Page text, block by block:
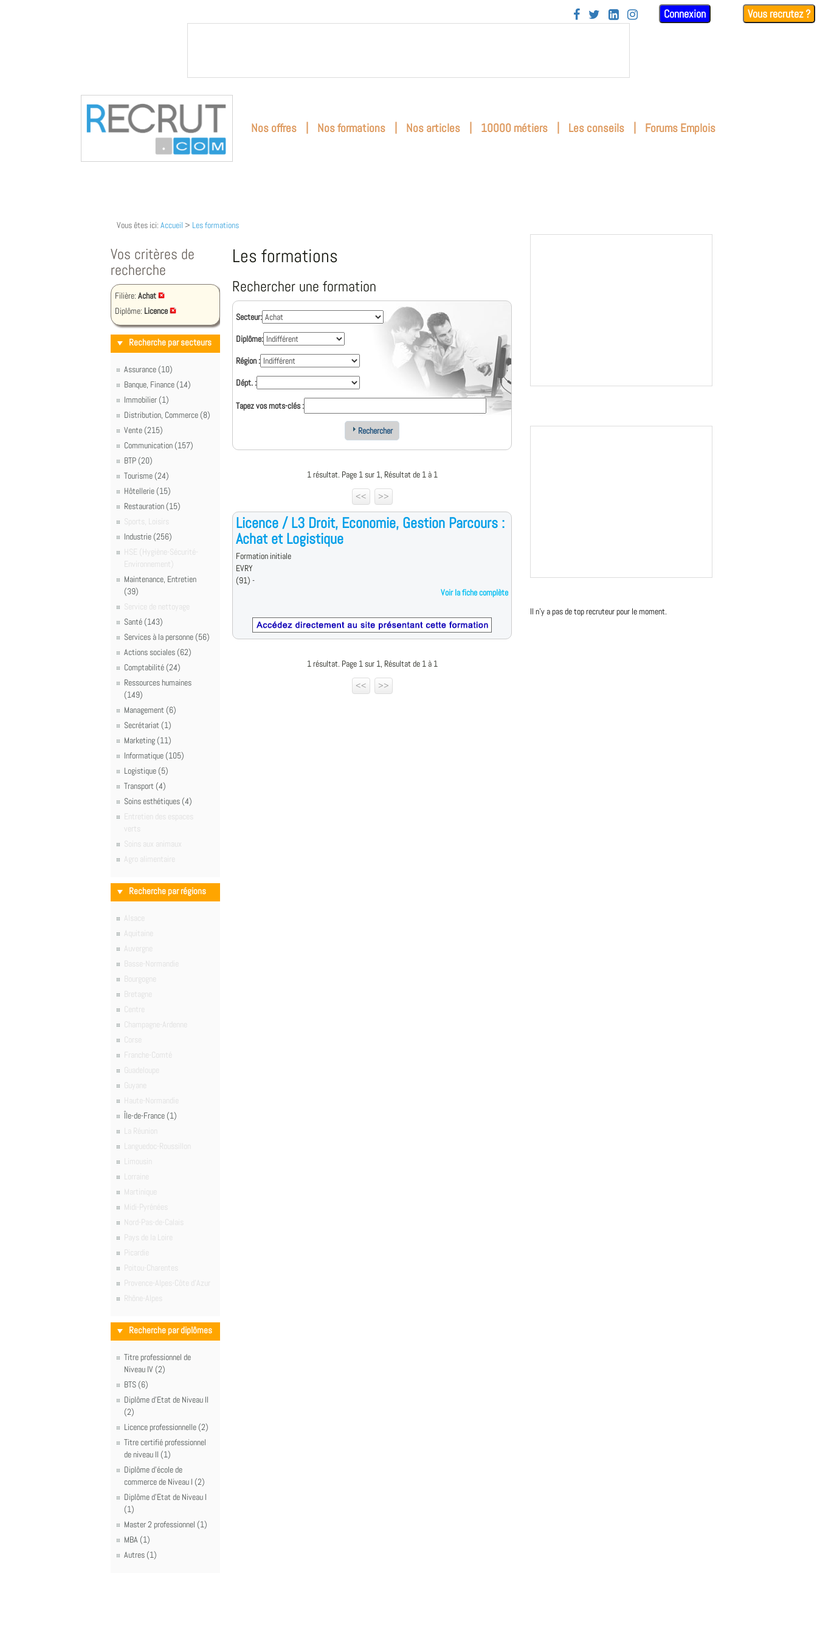
    Connexion Vous recrutez ?
Nos offres | Nos formations | Nos articles | 10000 métiers | Les conseils | Forums Emplois
Vous êtes ici: Accueil > Les formations
Vos critères de
recherche
Filière: Achat
Diplôme: Licence
Recherche par secteurs
Assurance (10)
Banque, Finance (14)
Immobilier (1)
Distribution, Commerce (8)
Vente (215)
Communication (157)
BTP (20)
Tourisme (24)
Hôtellerie (15)
Restauration (15)
Sports, Loisirs
Industrie (256)
HSE (Hygiène-Sécurité-
Environnement)
Maintenance, Entretien
(39)
Service de nettoyage
Santé (143)
Services à la personne (56)
Actions sociales (62)
Comptabilité (24)
Ressources humaines
(149)
Management (6)
Secrétariat (1)
Marketing (11)
Informatique (105)
Logistique (5)
Transport (4)
Soins esthétiques (4)
Entretien des espaces
verts
Soins aux animaux
Agro alimentaire
Recherche par régions
Alsace
Aquitaine
Auvergne
Basse-Normandie
Bourgogne
Bretagne
Centre
Champagne-Ardenne
Corse
Franche-Comté
Guadeloupe
Guyane
Haute-Normandie
Île-de-France (1)
La Réunion
Languedoc-Roussillon
Limousin
Lorraine
Martinique
Midi-Pyrénées
Nord-Pas-de-Calais
Pays de la Loire
Picardie
Poitou-Charentes
Provence-Alpes-Côte d'Azur
Rhône-Alpes
Recherche par diplômes
Titre professionnel de
Niveau IV (2)
BTS (6)
Diplôme d'Etat de Niveau II
(2)
Licence professionnelle (2)
Titre certifié professionnel
de niveau II (1)
Diplôme d'école de
commerce de Niveau I (2)
Diplôme d'Etat de Niveau I
(1)
Master 2 professionnel (1)
MBA (1)
Autres (1)
Les formations
Rechercher une formation
Secteur:
Diplôme:
Région :
Dépt. :
Tapez vos mots-clés :
Rechercher
1 résultat. Page 1 sur 1, Résultat de 1 à 1
<<
>>
Licence / L3 Droit, Economie, Gestion Parcours :
Achat et Logistique
Formation initiale
EVRY
(91) -
Voir la fiche complète
1 résultat. Page 1 sur 1, Résultat de 1 à 1
<<
>>
Il n'y a pas de top recruteur pour le moment.